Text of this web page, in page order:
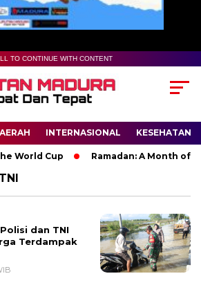
TO CONTINUE WITH CONTENT
INTERNASIONAL KESEHATAN
World Cup Ramadan: A Month of
dan TNI
Terdampak